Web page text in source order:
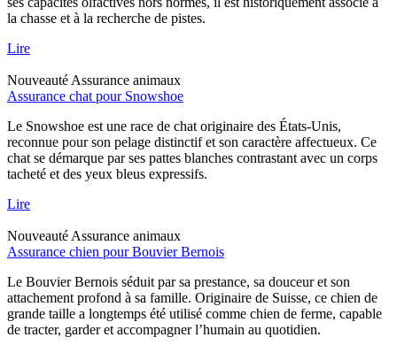
la chasse et à la recherche de pistes.
Lire
Nouveauté Assurance animaux
Assurance chat pour Snowshoe
Le Snowshoe est une race de chat originaire des États-Unis,
reconnue pour son pelage distinctif et son caractère affectueux. Ce
chat se démarque par ses pattes blanches contrastant avec un corps
tacheté et des yeux bleus expressifs.
Lire
Nouveauté Assurance animaux
Assurance chien pour Bouvier Bernois
Le Bouvier Bernois séduit par sa prestance, sa douceur et son
attachement profond à sa famille. Originaire de Suisse, ce chien de
grande taille a longtemps été utilisé comme chien de ferme, capable
de tracter, garder et accompagner l’humain au quotidien.